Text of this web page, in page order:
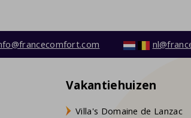
Vakantiehuizen
Villa's Domaine de Lanzac